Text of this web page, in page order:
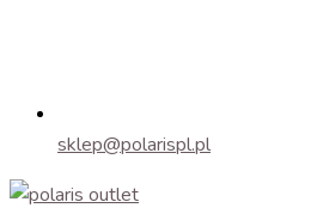
sklep@polarispl.pl